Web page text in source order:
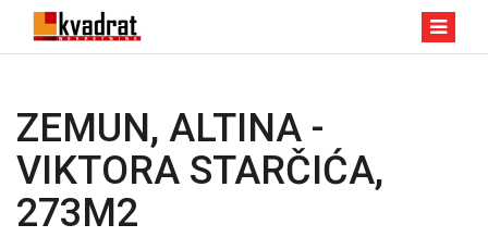
ZEMUN, ALTINA -
VIKTORA STARČIĆA,
273M2